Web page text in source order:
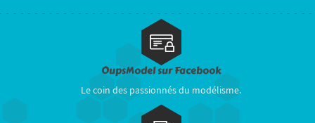
OupsModel sur Facebook
Le coin des passionnés du modélisme.